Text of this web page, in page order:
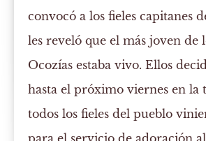
convocó a los fieles capitanes
les reveló que el más joven de
Ocozías estaba vivo. Ellos
hasta el próximo viernes en la
todos los fieles del pueblo